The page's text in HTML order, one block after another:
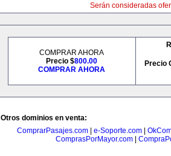
Serán consideradas
COMPRAR AHORA
Precio $800.00
COMPRAR AHORA
Precio
Otros dominios en venta:
ComprarPasajes.com
e-Soporte.com
ComprasPorMayor.com|